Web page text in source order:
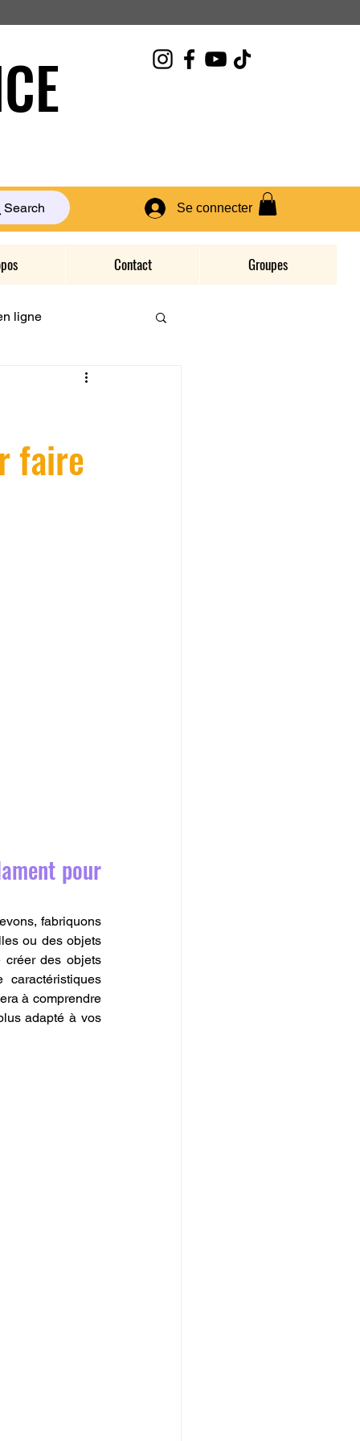
Se connecter
Search
Contact Groupes
ligne
3D en ligne.
faire
pour
fabriquons
ou des objets
des objets
à comprendre
adapté à vos